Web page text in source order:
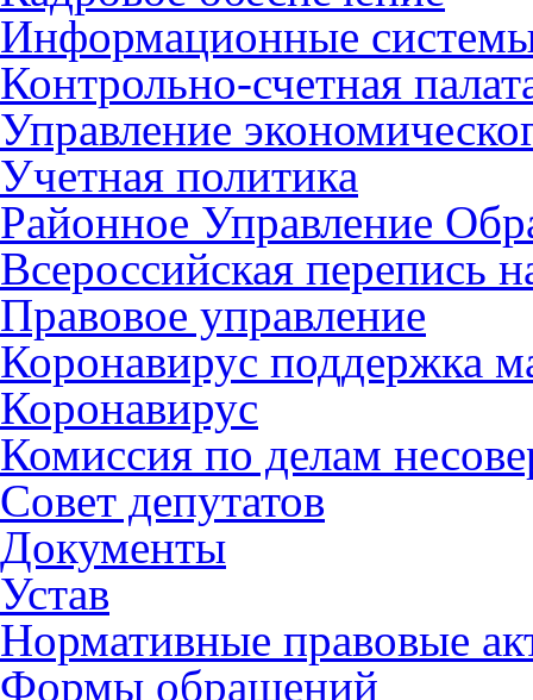
Информационные
Контрольно-счетная
Управление
Учетная политика
Районное Управление
Всероссийская перепись
Правовое управление
Коронавирус поддержка
Коронавирус
Комиссия по делам
Совет депутатов
Документы
Устав
Нормативные правовые
Формы обращений